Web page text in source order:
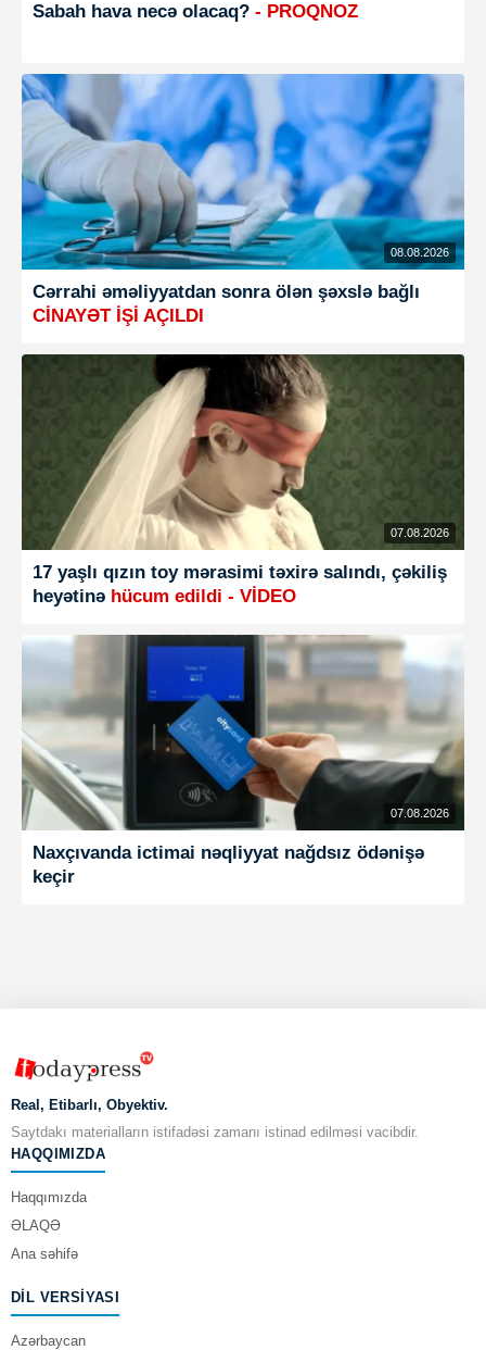
Sabah hava necə olacaq? - PROQNOZ
08.08.2026
Cərrahi əməliyyatdan sonra ölən şəxslə bağlı
CİNAYƏT İŞİ AÇILDI
07.08.2026
17 yaşlı qızın toy mərasimi təxirə salındı, çəkiliş
heyətinə hücum edildi - VİDEO
07.08.2026
Naxçıvanda ictimai nəqliyyat nağdsız ödənişə
keçir
Real, Etibarlı, Obyektiv.
Saytdakı materialların istifadəsi zamanı istinad edilməsi vacibdir.
HAQQIMIZDA
Haqqımızda
ƏLAQƏ
Ana səhifə
DIL VERSIYASI
Azərbaycan